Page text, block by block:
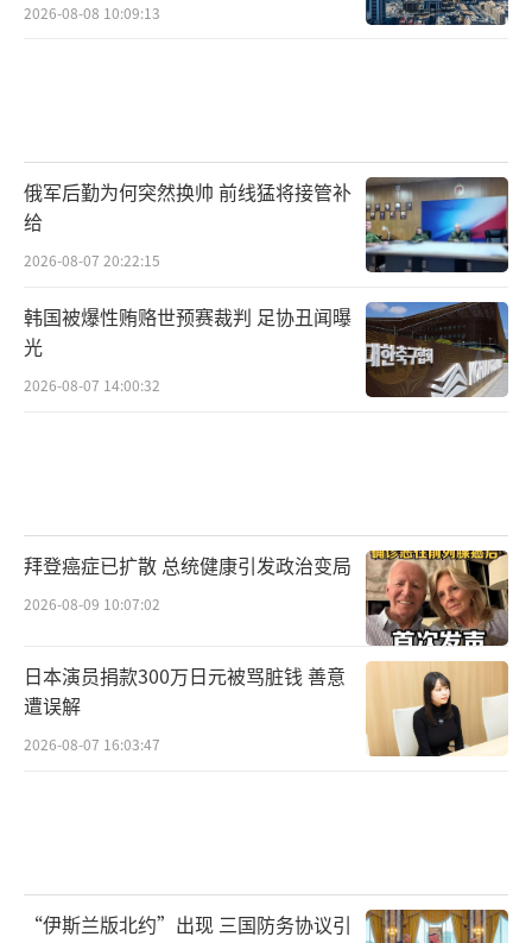
2026-08-08 10:09:13
俄军后勤为何突然换帅 前线猛将接管补
给
2026-08-07 20:22:15
韩国被爆性贿赂世预赛裁判 足协丑闻曝
光
2026-08-07 14:00:32
拜登癌症已扩散 总统健康引发政治变局
2026-08-09 10:07:02
日本演员捐款300万日元被骂脏钱 善意
遭误解
2026-08-07 16:03:47
“伊斯兰版北约”出现 三国防务协议引